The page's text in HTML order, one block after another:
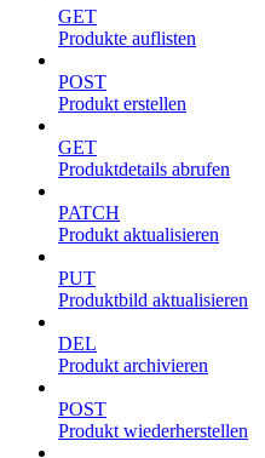
GET
Produkte auflisten
POST
Produkt erstellen
GET
Produktdetails abrufen
PATCH
Produkt aktualisieren
PUT
Produktbild aktualisieren
DEL
Produkt archivieren
POST
Produkt wiederherstellen